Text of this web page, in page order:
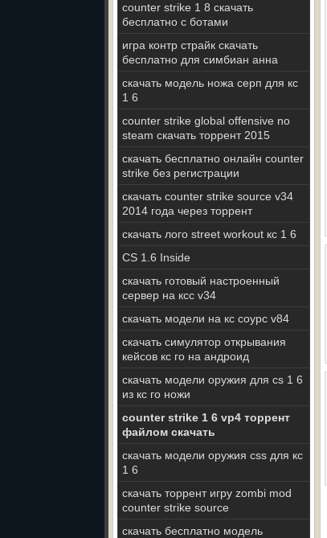
counter strike 1 8 скачать
бесплатно с ботами
игра контр страйк скачать
бесплатно для симбиан анна
скачать модель ножа серп для кс
1 6
counter strike global offensive no
steam скачать торрент 2015
скачать бесплатно онлайн counter
strike без регистрации
скачать counter strike source v34
2014 года через торрент
скачать лого street workout кс 1 6
CS 1.6 Inside
скачать готовый настроенный
сервер на ксс v34
скачать модели на кс соурс v84
скачать симулятор открывания
кейсов кс го на андроид
скачать модели оружия для cs 1 6
из кс го ножи
counter strike 1 6 vp4 торрент
файлом скачать
скачать модели оружия css для кс
1 6
скачать торрент игру zombi mod
counter strike source
скачать бесплатно модель